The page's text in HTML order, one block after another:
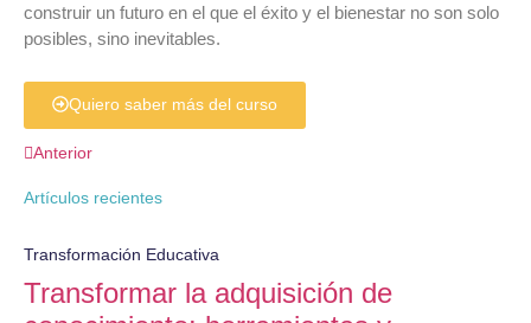
construir un futuro en el que el éxito y el bienestar no son solo
posibles, sino inevitables.
Quiero saber más del curso
Anterior
Artículos recientes
Transformación Educativa
Transformar la adquisición de